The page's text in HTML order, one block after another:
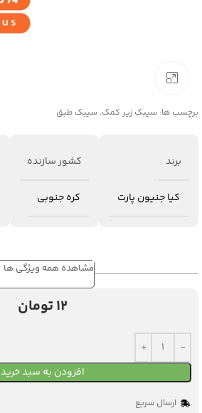
برچسب ها: سیبک زیر کمک,سیبک طبق
برند
کیا جنیون پارت
کشور سازنده
کره جنوبی
مشاهده همه ویژگی ها
12تومان
افزودن به سبد خرید
ارسال سریع